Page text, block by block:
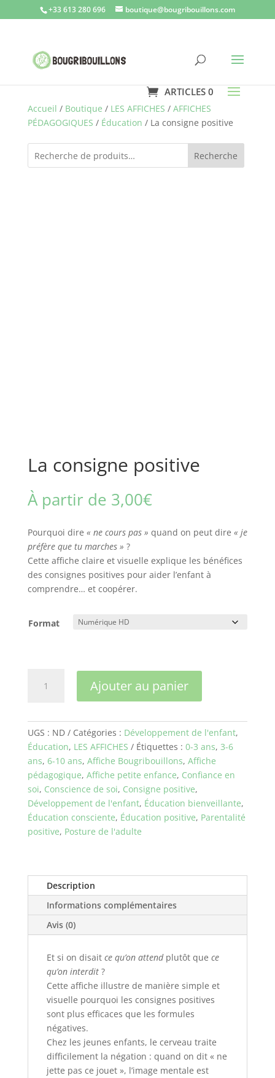
+33 613 280 696 boutique@bougribouillons.com
ARTICLES 0
Accueil / Boutique / LES AFFICHES / AFFICHES
PÉDAGOGIQUES / Éducation / La consigne positive
Recherche
La consigne positive
À partir de 3,00€
Pourquoi dire « ne cours pas » quand on peut dire « je
préfère que tu marches » ?
Cette affiche claire et visuelle explique les bénéfices
des consignes positives pour aider l’enfant à
comprendre… et coopérer.
Format
positive
Ajouter au panier
UGS : ND Catégories : Développement de l'enfant,
Éducation, LES AFFICHES Étiquettes : 0-3 ans, 3-6
ans, 6-10 ans, Affiche Bougribouillons, Affiche
pédagogique, Affiche petite enfance, Confiance en
soi, Conscience de soi, Consigne positive,
Développement de l'enfant, Éducation bienveillante,
Éducation consciente, Éducation positive, Parentalité
positive, Posture de l'adulte
Description
Informations complémentaires
Avis (0)
Et si on disait ce qu’on attendplutôt que ce
qu’on interdit?
Cette affiche illustre de manière simple et
visuelle pourquoi les consignes positives
sont plus efficaces que les formules
négatives.
Chez les jeunes enfants, le cerveau traite
difficilement la négation : quand on dit « ne
jette pas ce jouet », l’image mentale est